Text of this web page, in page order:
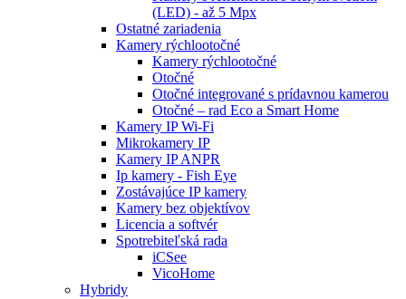
(LED) - až 5 Mpx
Ostatné zariadenia
Kamery rýchlootočné
Kamery rýchlootočné
Otočné
Otočné integrované s prídavnou kamerou
Otočné – rad Eco a Smart Home
Kamery IP Wi-Fi
Mikrokamery IP
Kamery IP ANPR
Ip kamery - Fish Eye
Zostávajúce IP kamery
Kamery bez objektívov
Licencia a softvér
Spotrebiteľská rada
iCSee
VicoHome
Hybridy